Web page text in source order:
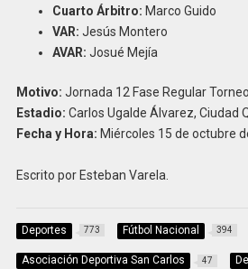
Cuarto Árbitro: Marco Guido
VAR: Jesús Montero
AVAR: Josué Mejía
Motivo: Jornada 12 Fase Regular
Estadio: Carlos Ugalde Álvarez, Ciudad
Fecha y Hora: Miércoles 15 de octubre
Escrito por Esteban Varela.
Deportes 773 Fútbol Nacional 394
Asociación Deportiva San Carlos 47